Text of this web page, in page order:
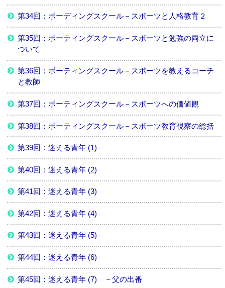
第34回：ボーディングスクール－スポーツと人格教育２
第35回：ボーティングスクール－スポーツと勉強の両立に
ついて
第36回：ボーティングスクール－スポーツを教えるコーチ
と教師
第37回：ボーティングスクール－スポーツへの価値観
第38回：ボーティングスクール－スポーツ教育視察の総括
第39回：迷える青年 (1)
第40回：迷える青年 (2)
第41回：迷える青年 (3)
第42回：迷える青年 (4)
第43回：迷える青年 (5)
第44回：迷える青年 (6)
第45回：迷える青年 (7) －父の出番